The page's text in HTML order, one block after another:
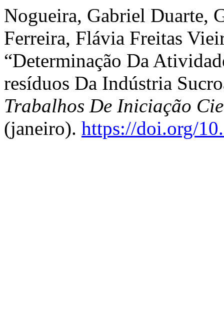
Nogueira, Gabriel Duarte,
Ferreira, Flávia Freitas
“Determinação Da
resíduos Da Indústria
Trabalhos De Iniciação
(janeiro). https://doi.org/